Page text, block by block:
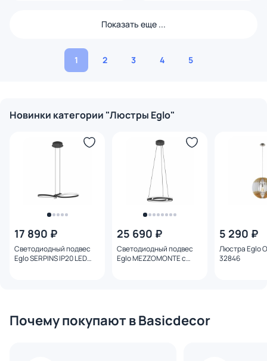
Показать еще ...
1 2 3 4 5
Новинки категории "Люстры Eglo"
17 890 ₽
Светодиодный подвес
Eglo SERPINS IP20 LED
25 690 ₽
Светодиодный подвес
Eglo MEZZOMONTE с
5 290 ₽
Люстра Eglo
32846
Почему покупают в Basicdecor